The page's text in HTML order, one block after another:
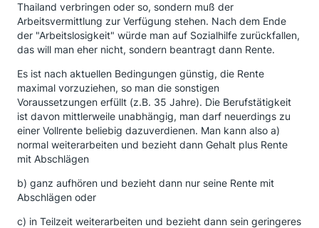
Thailand verbringen oder so, sondern muß der
Arbeitsvermittlung zur Verfügung stehen. Nach dem Ende
der "Arbeitslosigkeit" würde man auf Sozialhilfe zurückfallen,
das will man eher nicht, sondern beantragt dann Rente.
Es ist nach aktuellen Bedingungen günstig, die Rente
maximal vorzuziehen, so man die sonstigen
Voraussetzungen erfüllt (z.B. 35 Jahre). Die Berufstätigkeit
ist davon mittlerweile unabhängig, man darf neuerdings zu
einer Vollrente beliebig dazuverdienen. Man kann also a)
normal weiterarbeiten und bezieht dann Gehalt plus Rente
mit Abschlägen
b) ganz aufhören und bezieht dann nur seine Rente mit
Abschlägen oder
c) in Teilzeit weiterarbeiten und bezieht dann sein geringeres